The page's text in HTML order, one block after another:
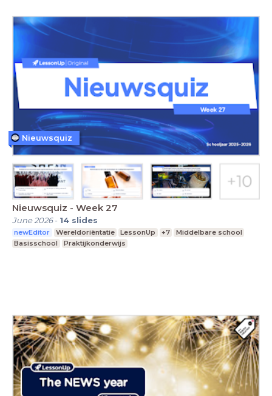
Nieuwsquiz - Week 27
June 2026- 14 slides
newEditor Wereldoriëntatie LessonUp +7
Middelbare school
Basisschool
Praktijkonderwijs
Nieuwsquiz